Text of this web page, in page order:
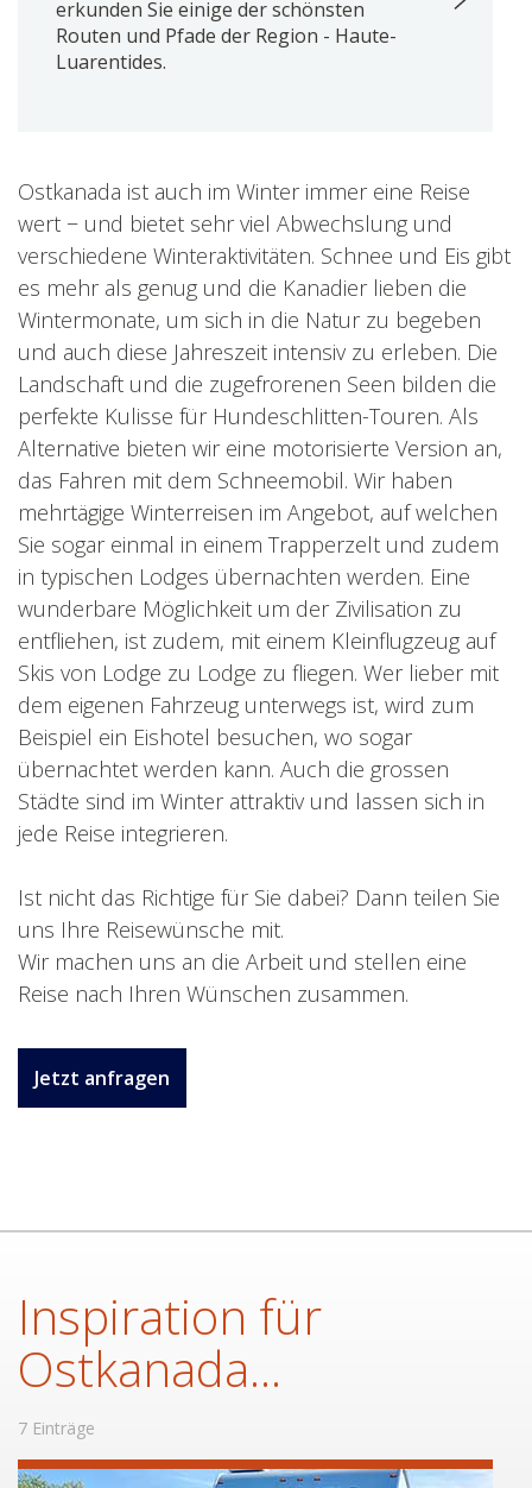
erkunden Sie einige der schönsten
Routen und Pfade der Region - Haute-
Luarentides.
Ostkanada ist auch im Winter immer eine Reise
wert − und bietet sehr viel Abwechslung und
verschiedene Winteraktivitäten. Schnee und Eis gibt
es mehr als genug und die Kanadier lieben die
Wintermonate, um sich in die Natur zu begeben
und auch diese Jahreszeit intensiv zu erleben. Die
Landschaft und die zugefrorenen Seen bilden die
perfekte Kulisse für Hundeschlitten-Touren. Als
Alternative bieten wir eine motorisierte Version an,
das Fahren mit dem Schneemobil. Wir haben
mehrtägige Winterreisen im Angebot, auf welchen
Sie sogar einmal in einem Trapperzelt und zudem
in typischen Lodges übernachten werden. Eine
wunderbare Möglichkeit um der Zivilisation zu
entfliehen, ist zudem, mit einem Kleinflugzeug auf
Skis von Lodge zu Lodge zu fliegen. Wer lieber mit
dem eigenen Fahrzeug unterwegs ist, wird zum
Beispiel ein Eishotel besuchen, wo sogar
übernachtet werden kann. Auch die grossen
Städte sind im Winter attraktiv und lassen sich in
jede Reise integrieren.
Ist nicht das Richtige für Sie dabei? Dann teilen Sie
uns Ihre Reisewünsche mit.
Wir machen uns an die Arbeit und stellen eine
Reise nach Ihren Wünschen zusammen.
Jetzt anfragen
Inspiration für
Ostkanada...
7 Einträge